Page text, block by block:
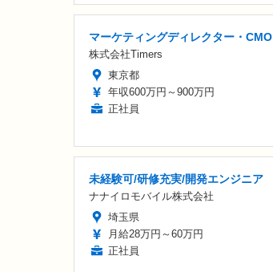
マーケティングディレクター・CMO
株式会社Timers
東京都
年収600万円～900万円
正社員
未経験可/研修充実/開発エンジニア
ナナイロモバイル株式会社
埼玉県
月給28万円～60万円
正社員